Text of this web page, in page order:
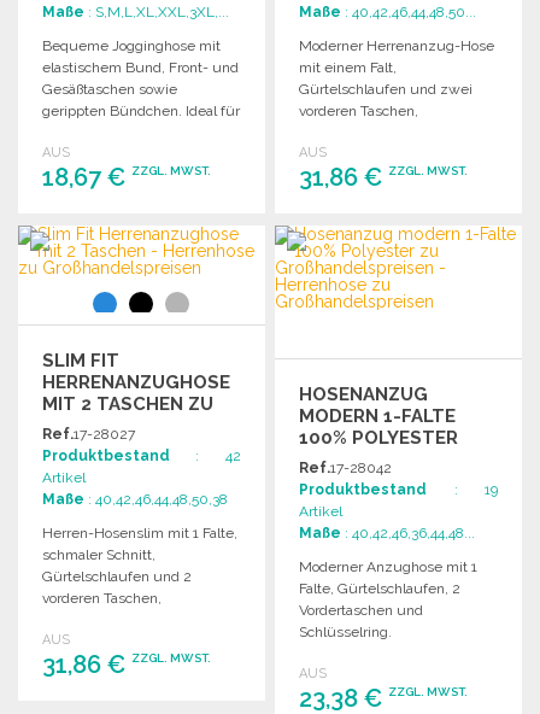
Maße : S,M,L,XL,XXL,3XL,...
Bequeme Jogginghose mit
elastischem Bund, Front- und
Gesäßtaschen sowie
gerippten Bündchen. Ideal für
Freizeit.
AUS
18,67 € ZZGL. MWST.
BESTELLEN
Angebot anfordern
Maße : 40,42,46,44,48,50...
Moderner Herrenanzug-Hose
mit einem Falt,
Gürtelschlaufen und zwei
vorderen Taschen,
verschiedenen Längen
erhältlich.
AUS
31,86 € ZZGL. MWST.
BESTELLEN
Angebot anfordern
SLIM FIT
HERRENANZUGHOSE
MIT 2 TASCHEN ZU
GROSSHANDELSPREISEN
Ref.17-28027
Produktbestand : 42
Artikel
Maße : 40,42,46,44,48,50,38
Herren-Hosenslim mit 1 Falte,
schmaler Schnitt,
Gürtelschlaufen und 2
vorderen Taschen,
AUS
31,86 € ZZGL. MWST.
HOSENANZUG
MODERN 1-FALTE
100% POLYESTER
Ref.17-28042
Produktbestand : 19
Artikel
Maße : 40,42,46,36,44,48...
Moderner Anzughose mit 1
Falte, Gürtelschlaufen, 2
Vordertaschen und
Schlüsselring.
erhältlich in verschiedenen
Längen.
AUS
23,38 € ZZGL. MWST.